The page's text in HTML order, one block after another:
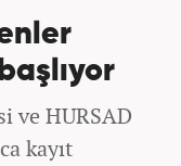
ve HURSAD
kayıt